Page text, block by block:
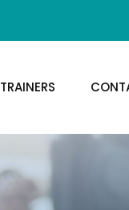
TRAINERS